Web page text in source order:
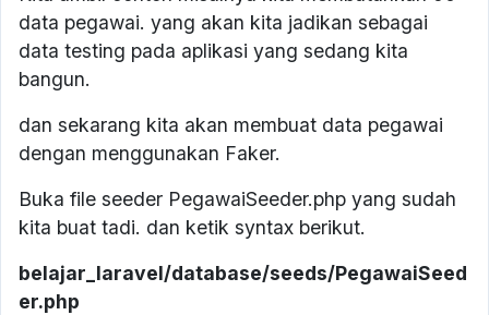
data pegawai. yang akan kita jadikan sebagai
data testing pada aplikasi yang sedang kita
bangun.
dan sekarang kita akan membuat data pegawai
dengan menggunakan Faker.
Buka file seeder PegawaiSeeder.php yang sudah
kita buat tadi. dan ketik syntax berikut.
belajar_laravel/database/seeds/PegawaiSeed
er.php